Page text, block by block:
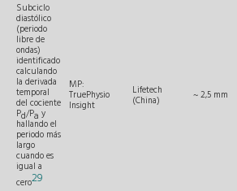
Subciclo
diastólico
(periodo
libre de
ondas)
identificado
calculando
la derivada
temporal
del cociente
Pd/Pa y
hallando el
periodo más
largo
cuando es
igual a
cero29
MP:
TruePhysio
Insight
Lifetech
(China) ~ 2,5 mm